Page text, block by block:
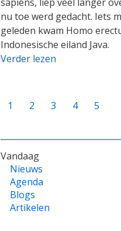
nu toe werd gedacht. Iets
geleden kwam Homo
Indonesische eiland Java.
Verder lezen
PAGINATIE
Huidige
1 Page
2 Page
3 Page
4 Page
5
VOET
Vandaag
Nieuws
Agenda
Blogs
Artikelen